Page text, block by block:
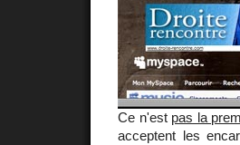
Ce n'est pas la
acceptent les